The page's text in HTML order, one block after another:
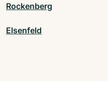
Rockenberg
Elsenfeld